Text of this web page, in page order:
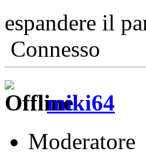
espandere il
Connesso
miki64
Moderatore